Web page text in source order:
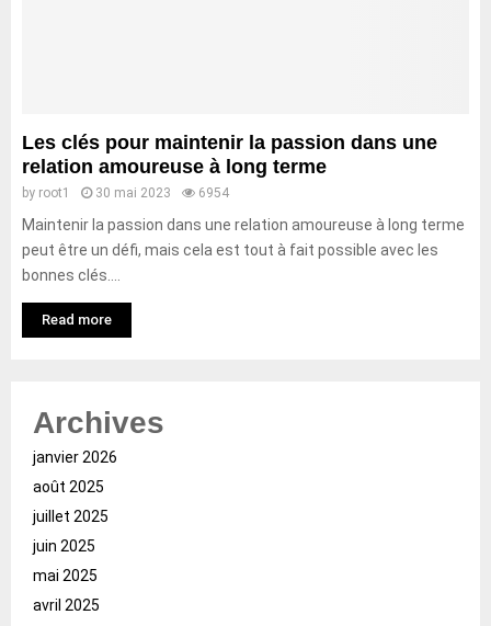
Les clés pour maintenir la passion dans une
relation amoureuse à long terme
by root1 30 mai 2023 6954
Maintenir la passion dans une relation amoureuse à long terme
peut être un défi, mais cela est tout à fait possible avec les
bonnes clés....
Read more
Archives
janvier 2026
août 2025
juillet 2025
juin 2025
mai 2025
avril 2025